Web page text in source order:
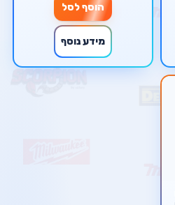
הוסף לסל
מידע נוסף